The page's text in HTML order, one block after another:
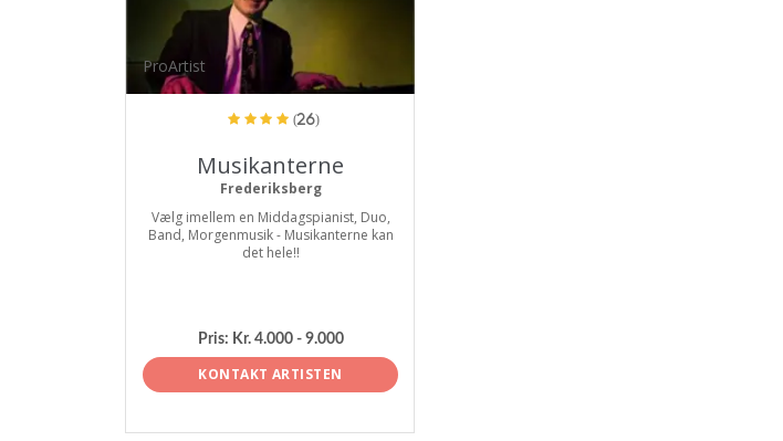
ProArtist
(26)
Musikanterne
Frederiksberg
Vælg imellem en Middagspianist, Duo,
Band, Morgenmusik - Musikanterne kan
det hele!!
Pris: Kr. 4.000 - 9.000
KONTAKT ARTISTEN